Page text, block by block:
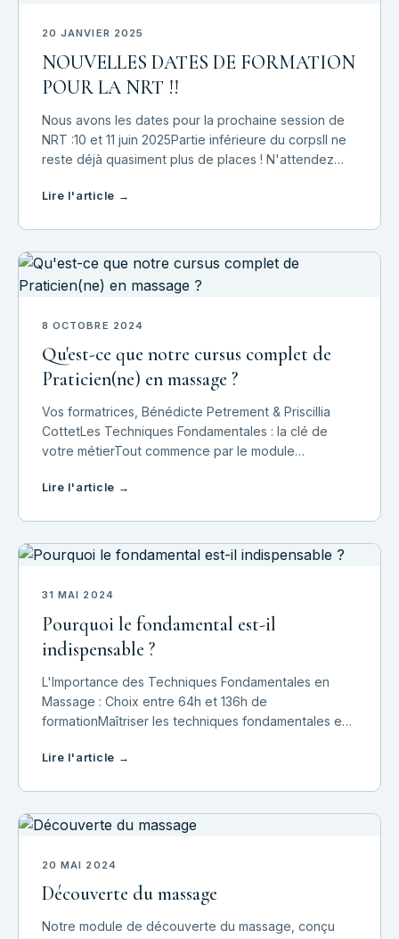
20 JANVIER 2025
NOUVELLES DATES DE FORMATION
POUR LA NRT !!
Nous avons les dates pour la prochaine session de
NRT :10 et 11 juin 2025Partie inférieure du corpsIl ne
reste déjà quasiment plus de places ! N'attendez
d'informations et de vous inscrire.La partie
Lire l'article →
8 OCTOBRE 2024
Qu'est-ce que notre cursus complet de
Praticien(ne) en massage ?
Vos formatrices, Bénédicte Petrement & Priscillia
CottetLes Techniques Fondamentales : la clé de
votre métierTout commence par le module
construirez votre carrière de masseur. Nous
Lire l'article →
31 MAI 2024
Pourquoi le fondamental est-il
indispensable ?
L'Importance des Techniques Fondamentales en
Massage : Choix entre 64h et 136h de
formationMaîtriser les techniques fondamentales est
pourquoi nous proposons deux formations initiales :
Lire l'article →
20 MAI 2024
Découverte du massage
Notre module de découverte du massage, conçu